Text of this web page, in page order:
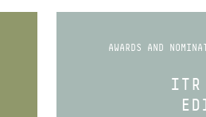
AWARDS AND
ITR